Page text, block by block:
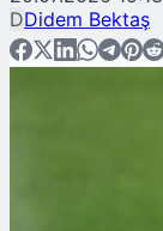
DDidem Bektaş